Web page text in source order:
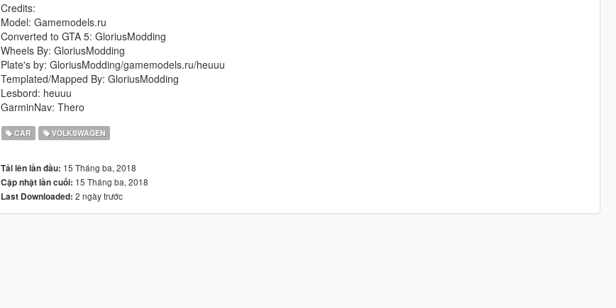
Credits:
Model: Gamemodels.ru
Converted to GTA 5: GloriusModding
Wheels By: GloriusModding
Plate's by: GloriusModding/gamemodels.ru/heuuu
Templated/Mapped By: GloriusModding
Lesbord: heuuu
GarminNav: Thero
CAR VOLKSWAGEN
Tải lên lần đầu: 15 Tháng ba, 2018
Cập nhật lần cuối: 15 Tháng ba, 2018
Last Downloaded: 2 ngày trước